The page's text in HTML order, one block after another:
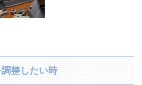
整したい時